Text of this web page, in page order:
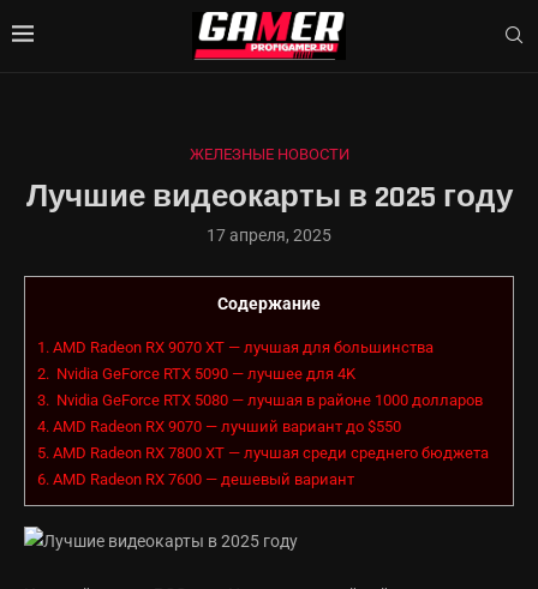
ЖЕЛЕЗНЫЕ НОВОСТИ
Лучшие видеокарты в 2025 году
17 апреля, 2025
Содержание
1. AMD Radeon RX 9070 XT — лучшая для большинства
2. Nvidia GeForce RTX 5090 — лучшее для 4K
3. Nvidia GeForce RTX 5080 — лучшая в районе 1000 долларов
4. AMD Radeon RX 9070 — лучший вариант до $550
5. AMD Radeon RX 7800 XT — лучшая среди среднего бюджета
6. AMD Radeon RX 7600 — дешевый вариант